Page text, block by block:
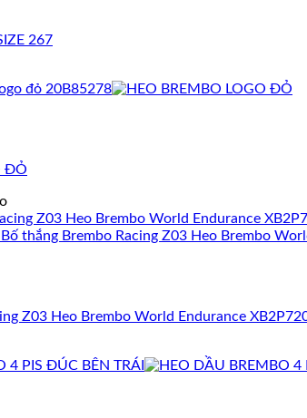
267
ĐỎ
Z03 Heo Brembo World Endurance